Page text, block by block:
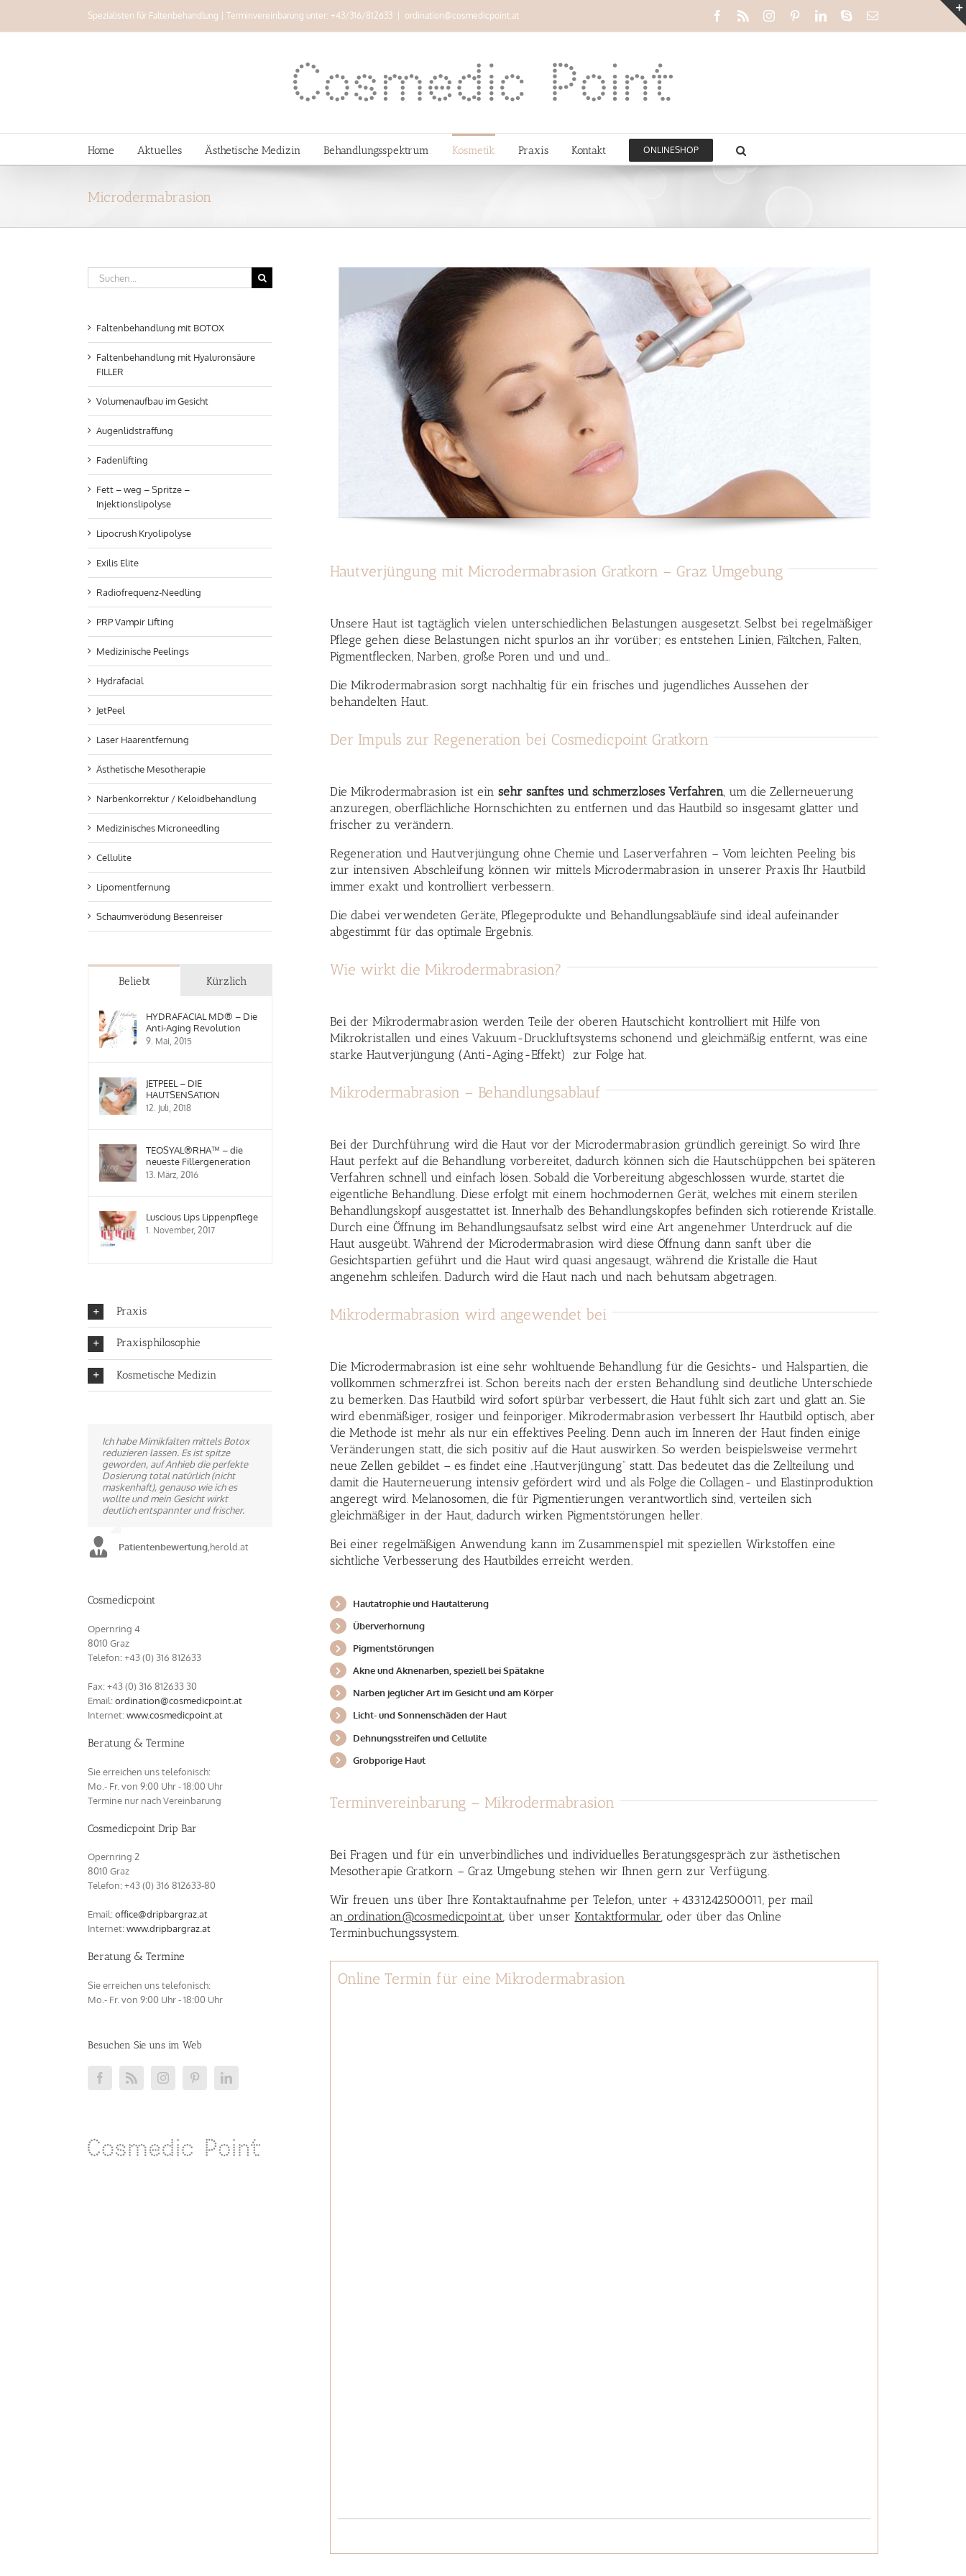
springen
Spezialisten für Faltenbehandlung | Terminvereinbarung unter: +43/316/812633 ordination@cosmedicpoint.at Facebook
Rss InstagramPinterestLinkedIn
SkypeE-
Home Aktuelles Ästhetische Medizin Behandlungsspektrum Kosmetik Praxis Kontakt ONLINESHOP
Microdermabrasion
Hautverjüngung mit Microdermabrasion Gratkorn – Graz Umgebung
Unsere Haut ist tagtäglich vielen unterschiedlichen Belastungen ausgesetzt. Selbst bei regelmäßiger
Pflege gehen diese Belastungen nicht spurlos an ihr vorüber; es entstehen Linien, Fältchen, Falten,
Pigmentflecken, Narben, große Poren und und und…
Die Mikrodermabrasion sorgt nachhaltig für ein frisches und jugendliches Aussehen der
behandelten Haut.
Der Impuls zur Regeneration bei Cosmedicpoint Gratkorn
Die Mikrodermabrasion ist einsehr sanftes und schmerzloses Verfahren , um die Zellerneuerung
anzuregen, oberflächliche Hornschichten zu entfernen und das Hautbild so insgesamt glatter und
frischer zu verändern.
Regeneration und Hautverjüngung ohne Chemie und Laserverfahren – Vom leichten Peeling bis
zur intensiven Abschleifung können wir mittels Microdermabrasion in unserer Praxis Ihr Hautbild
immer exakt und kontrolliert verbessern.
Die dabei verwendeten Geräte, Pflegeprodukte und Behandlungsabläufe sind ideal aufeinander
abgestimmt für das optimale Ergebnis.
Wie wirkt die Mikrodermabrasion?
Bei der Mikrodermabrasion werden Teile der oberen Hautschicht kontrolliert mit Hilfe von
Mikrokristallen und eines Vakuum-Druckluftsystems schonend und gleichmäßig entfernt, was eine
starke Hautverjüngung (Anti-Aging-Effekt) zur Folge hat.
Mikrodermabrasion – Behandlungsablauf
Bei der Durchführung wird die Haut vor der Microdermabrasion gründlich gereinigt. So wird Ihre
Haut perfekt auf die Behandlung vorbereitet, dadurch können sich die Hautschüppchen bei späteren
Verfahren schnell und einfach lösen. Sobald die Vorbereitung abgeschlossen wurde, startet die
eigentliche Behandlung. Diese erfolgt mit einem hochmodernen Gerät, welches mit einem sterilen
Behandlungskopf ausgestattet ist. Innerhalb des Behandlungskopfes befinden sich rotierende Kristalle.
Durch eine Öffnung im Behandlungsaufsatz selbst wird eine Art angenehmer Unterdruck auf die
Haut ausgeübt. Während der Microdermabrasion wird diese Öffnung dann sanft über die
Gesichtspartien geführt und die Haut wird quasi angesaugt, während die Kristalle die Haut
angenehm schleifen. Dadurch wird die Haut nach und nach behutsam abgetragen.
Mikrodermabrasion wird angewendet bei
Die Microdermabrasion ist eine sehr wohltuende Behandlung für die Gesichts- und Halspartien, die
vollkommen schmerzfrei ist. Schon bereits nach der ersten Behandlung sind deutliche Unterschiede
zu bemerken. Das Hautbild wird sofort spürbar verbessert, die Haut fühlt sich zart und glatt an. Sie
wird ebenmäßiger, rosiger und feinporiger. Mikrodermabrasion verbessert Ihr Hautbild optisch, aber
die Methode ist mehr als nur ein effektives Peeling. Denn auch im Inneren der Haut finden einige
Veränderungen statt, die sich positiv auf die Haut auswirken. So werden beispielsweise vermehrt
neue Zellen gebildet – es findet eine „Hautverjüngung“ statt. Das bedeutet das die Zellteilung und
damit die Hauterneuerung intensiv gefördert wird und als Folge die Collagen- und Elastinproduktion
angeregt wird. Melanosomen, die für Pigmentierungen verantwortlich sind, verteilen sich
gleichmäßiger in der Haut, dadurch wirken Pigmentstörungen heller.
Bei einer regelmäßigen Anwendung kann im Zusammenspiel mit speziellen Wirkstoffen eine
sichtliche Verbesserung des Hautbildes erreicht werden.
Hautatrophie und Hautalterung
Überverhornung
Pigmentstörungen
Akne und Aknenarben, speziell bei Spätakne
Narben jeglicher Art im Gesicht und am Körper
Licht- und Sonnenschäden der Haut
Dehnungsstreifen und Cellulite
Grobporige Haut
Terminvereinbarung – Mikrodermabrasion
Bei Fragen und für ein unverbindliches und individuelles Beratungsgespräch zur ästhetischen
Mesotherapie Gratkorn – Graz Umgebung stehen wir Ihnen gern zur Verfügung.
Wir freuen uns über Ihre Kontaktaufnahme per Telefon, unter +4331242500011, per mail
an ordination@cosmedicpoint.at, über unserKontaktformular, oder über das Online
Terminbuchungssystem.
Online Termin für eine Mikrodermabrasion
Suche
nach:
Faltenbehandlung mit BOTOX
Faltenbehandlung mit Hyaluronsäure
FILLER
Volumenaufbau im Gesicht
Augenlidstraffung
Fadenlifting
Fett – weg – Spritze –
Injektionslipolyse
Lipocrush Kryolipolyse
Exilis Elite
Radiofrequenz-Needling
PRP Vampir Lifting
Medizinische Peelings
Hydrafacial
JetPeel
Laser Haarentfernung
Ästhetische Mesotherapie
Narbenkorrektur / Keloidbehandlung
Medizinisches Microneedling
Cellulite
Lipomentfernung
Schaumverödung Besenreiser
Beliebt Kürzlich
HYDRAFACIAL MD® – Die
Anti-Aging Revolution
9. Mai, 2015
JETPEEL – DIE
HAUTSENSATION
12. Juli, 2018
TEOSYAL®RHA™ – die
neueste Fillergeneration
13. März, 2016
Luscious Lips Lippenpflege
1. November, 2017
Praxis
Praxisphilosophie
Kosmetische Medizin
Ich habe Mimikfalten mittels Botox
reduzieren lassen. Es ist spitze
geworden, auf Anhieb die perfekte
Dosierung total natürlich (nicht
maskenhaft), genauso wie ich es
wollte und mein Gesicht wirkt
deutlich entspannter und frischer.
Patientenbewertung herold.at
Ich bin durch Zufall hier gelandet.
Ganz besonders positiv empfinde
ich, daß hier keine Fließbandarbeit
gemacht wird, sondern dass Herr Dr.
Vucic sich intensiv Zeit nimmt, um ein
natürliches Ergebnis zu erzielen.
Cosmedicpoint
Opernring 4
8010 Graz
Telefon: +43 (0) 316 812633‬
Fax: +43 (0) 316 812633 30
Email:ordination@cosmedicpoint.at
Internet:www.cosmedicpoint.at
Beratung & Termine
Sie erreichen uns telefonisch:
Mo.- Fr. von 9:00 Uhr - 18:00 Uhr
Termine nur nach Vereinbarung
Cosmedicpoint Drip Bar
Opernring 2
8010 Graz
Telefon: +43 (0) 316 812633‬-80
Email:office@dripbargraz.at
Internet:www.dripbargraz.at
Beratung & Termine
Sie erreichen uns telefonisch:
Mo.- Fr. von 9:00 Uhr - 18:00 Uhr
Besuchen Sie uns im Web